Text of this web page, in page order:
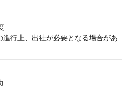
行上、出社が必要となる場合があ